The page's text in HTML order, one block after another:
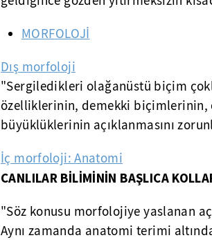
MORFOLOJİ
Dış morfoloji
"Sergiledikleri olağanüstü biçim
özelliklerinin, demekki biçimlerinin,
büyüklüklerinin açıklanmasını
İç morfoloji: Anatomi
CANLILAR BİLİMİNİN BAŞLICA
"Söz konusu morfolojiye yaslanan
Aynı zamanda anatomi terimi